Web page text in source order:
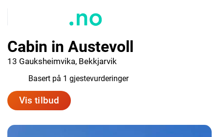
Cabin in Austevoll
13 Gauksheimvika, Bekkjarvik
Basert på 1 gjestevurderinger
Vis tilbud